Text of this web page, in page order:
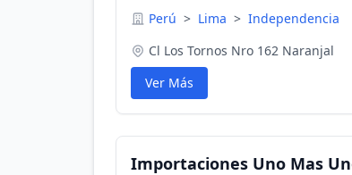
Perú > Lima > Independencia
Cl Los Tornos Nro 162 Naranjal
Ver Más
Importaciones Uno Mas